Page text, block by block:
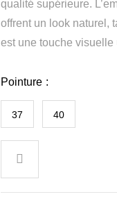
qualité supérieure.
offrent un look naturel,
est une touche
Pointure
37 40